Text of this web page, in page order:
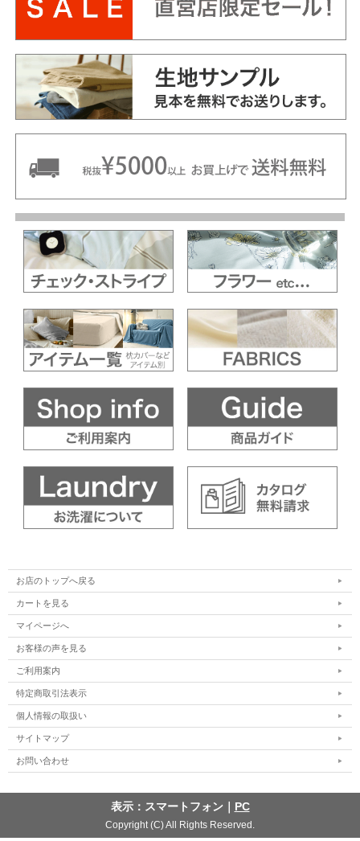
お店のトップへ戻る
カートを見る
マイページへ
お客様の声を見る
ご利用案内
特定商取引法表示
個人情報の取扱い
サイトマップ
お問い合わせ
表示：スマートフォン｜ PC
Copyright (C) All Rights Reserved.